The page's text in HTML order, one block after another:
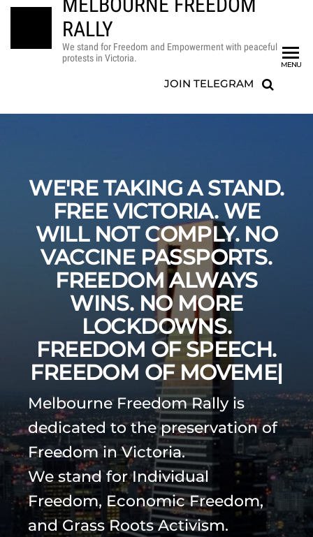
RALLY
We stand for Freedom and Empowerment with peaceful
protests in Victoria.
JOIN TELEGRAM
MENU
WE'RE TAKING A STAND.
FREE VICTORIA. WE
WILL NOT COMPLY. NO
VACCINE PASSPORTS.
FREEDOM ALWAYS
WINS. NO MORE
LOCKDOWNS.
FREEDOM OF SPEECH.
FREEDOM OF
MOVEMENT. FREEDOM
OF|
Melbourne Freedom Rally is
dedicated to the preservation of
Freedom in Victoria.
We stand for Individual